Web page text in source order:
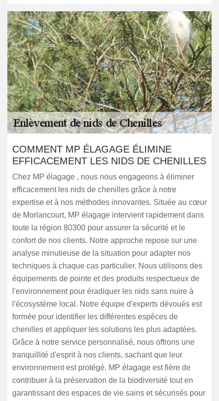
COMMENT MP ÉLAGAGE ÉLIMINE
EFFICACEMENT LES NIDS DE CHENILLES
Chez MP élagage , nous nous engageons à éliminer
efficacement les nids de chenilles grâce à notre
expertise et à nos méthodes innovantes. Située au cœur
de Morlancourt, MP élagage intervient rapidement dans
toute la région 80300 pour assurer la sécurité et le
confort de nos clients. Notre approche repose sur une
analyse minutieuse de la situation pour adapter nos
techniques à chaque cas particulier. Nous utilisons des
équipements de pointe et des produits respectueux de
l'environnement pour éradiquer les nids sans nuire à
l'écosystème local. Notre équipe d'experts dévoués est
formée pour identifier les différentes espèces de
chenilles et appliquer les solutions les plus adaptées.
Grâce à notre service personnalisé, nous offrons une
tranquillité d'esprit à nos clients, sachant que leur
environnement est protégé. MP élagage est fière de
contribuer à la préservation de la biodiversité tout en
garantissant des espaces de vie sains et sécurisés pour